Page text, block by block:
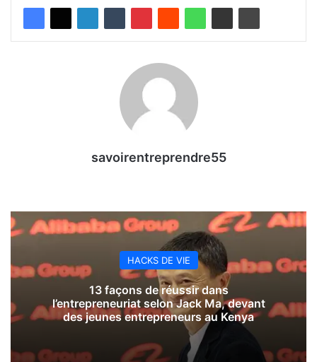
savoirentreprendre55
HACKS DE VIE
13 façons de réussir dans
l’entrepreneuriat selon Jack Ma, devant
des jeunes entrepreneurs au Kenya